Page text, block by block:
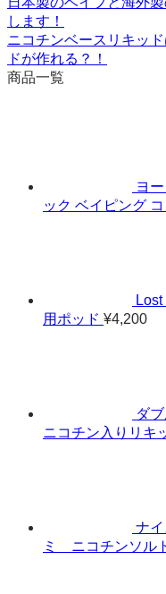
します！
ニコチンベースリキッ
ドが作れる？！
商品一覧
ヨ
ック ベイピング
用ポッド ¥4,200
ダ
ニコチン入りリキ
ナ
ミ ニコチンソル